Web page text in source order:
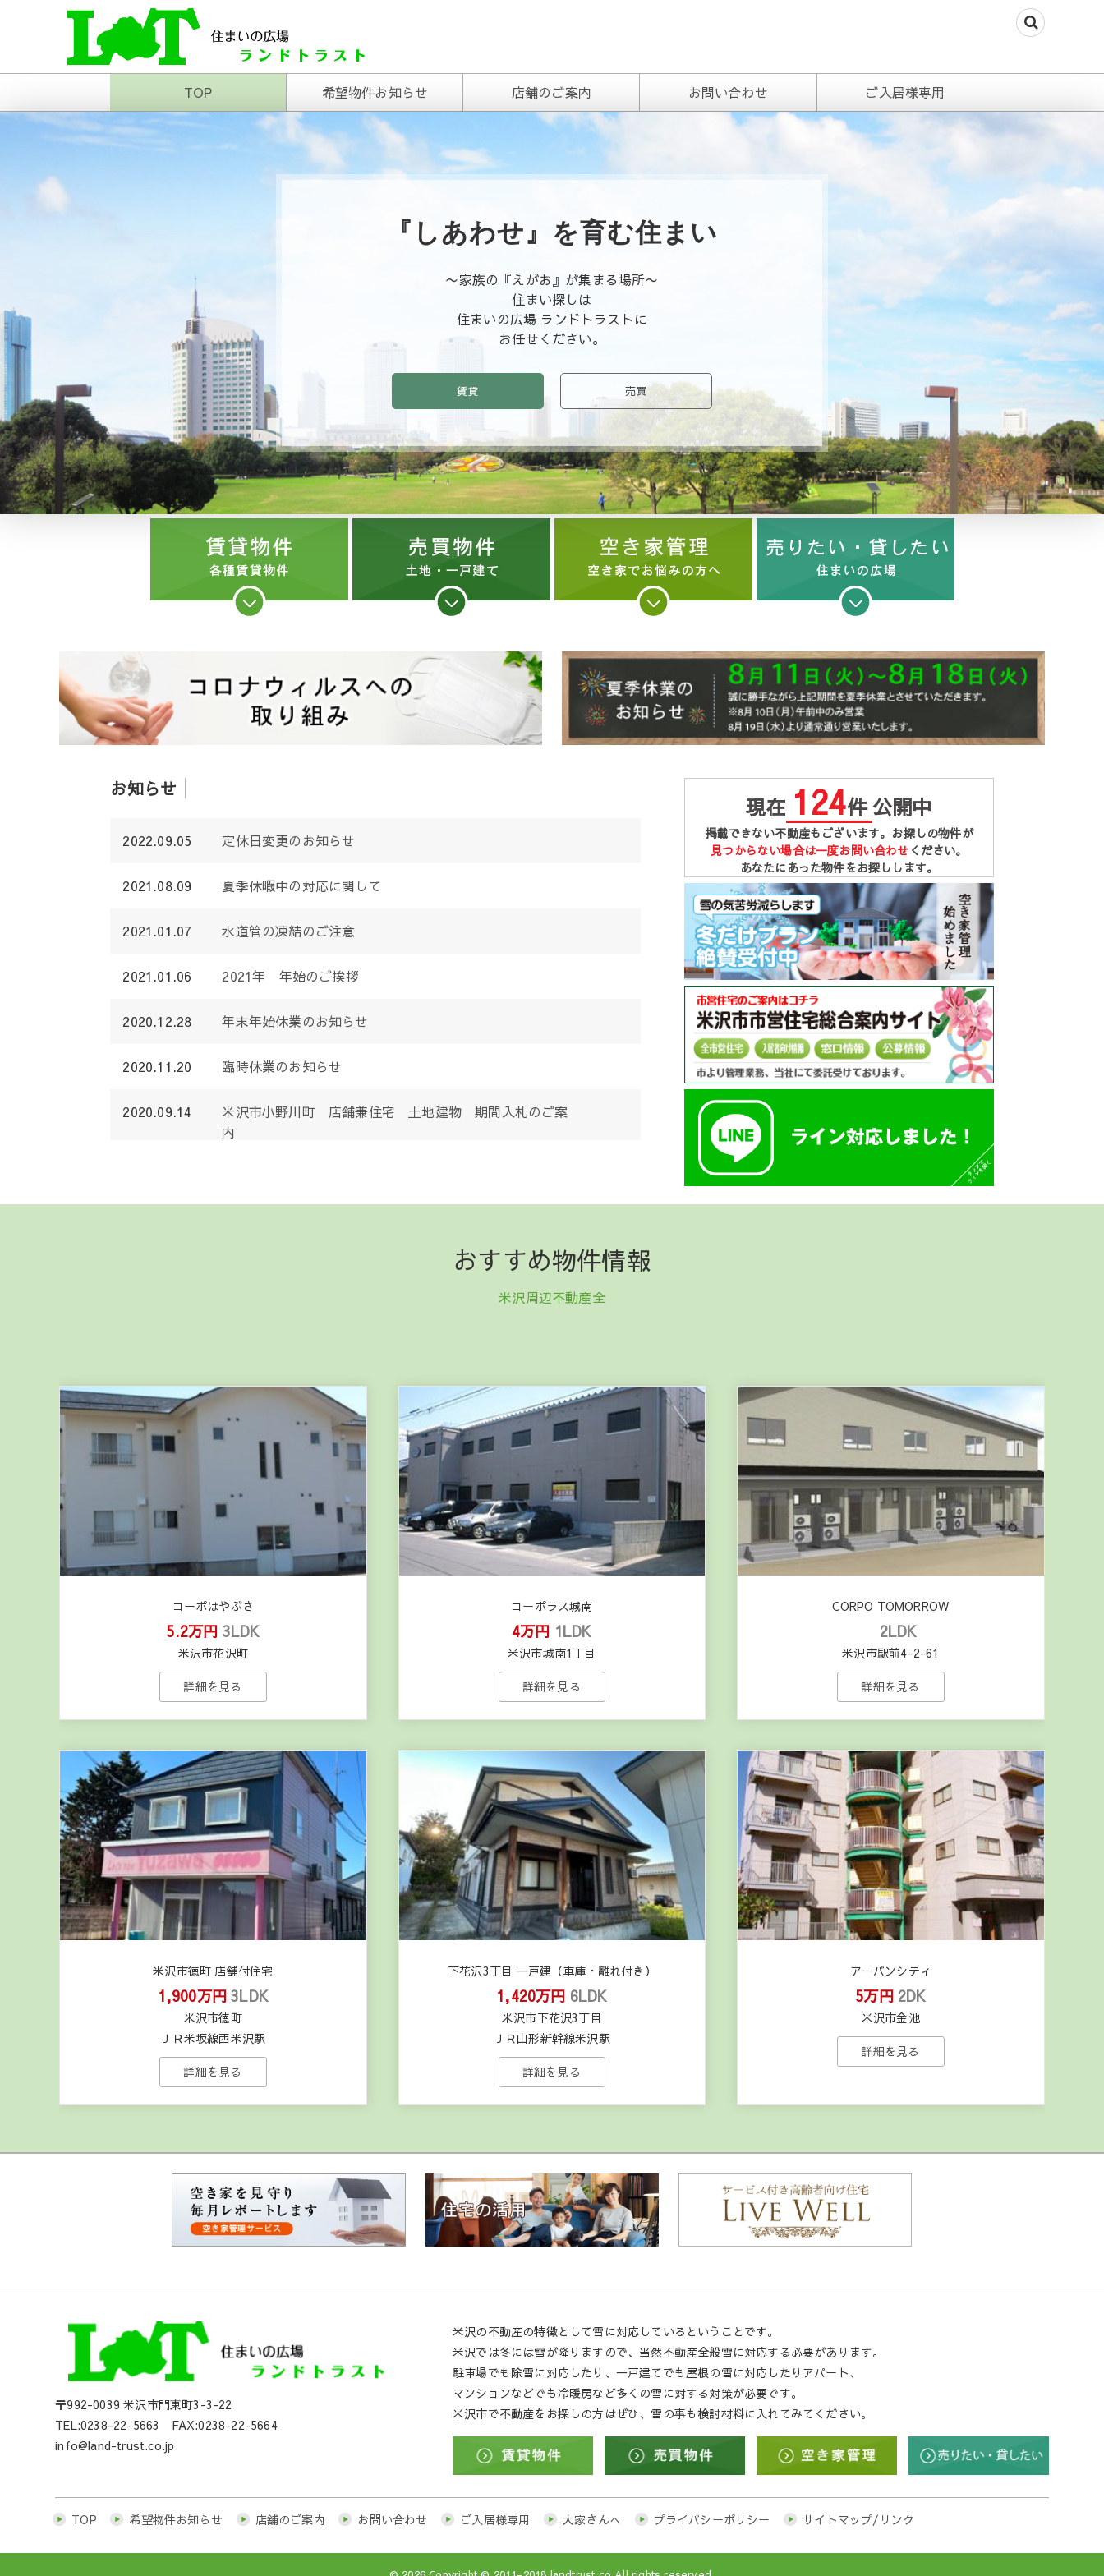
住まいの広場ランドトラスト
米沢の不動産はお任せあれ
TOP 希望物件お知らせ 店舗のご案内 お問い合わせ ご入居様専用
『しあわせ』を育む住まい
〜家族の『えがお』が集まる場所〜
住まい探しは
住まいの広場 ランドトラストに
お任せください。
賃貸 売買
お知らせ
2022.09.05 定休日変更のお知らせ
2021.08.09 夏季休暇中の対応に関して
2021.01.07 水道管の凍結のご注意
2021.01.06 2021年 年始のご挨拶
2020.12.28 年末年始休業のお知らせ
2020.11.20 臨時休業のお知らせ
2020.09.14
米沢市小野川町 店舗兼住宅 土地建物 期間入札のご案
内
現在 124件公開中
掲載できない不動産もございます。お探しの物件が
見つからない場合は一度お問い合わせ ください。
あなたにあった物件をお探しします。
おすすめ物件情報
米沢周辺不動産全
コーポはやぶさ
5.2万円 3LDK
米沢市花沢町
コーポラス城南
4万円 1LDK
米沢市城南1丁目
CORPO TOMORROW
2LDK
米沢市駅前4-2-61
米沢市徳町 店舗付住宅
1,900万円3LDK
米沢市徳町
ＪＲ米坂線西米沢駅
下花沢3丁目 一戸建（車庫・離れ付き）
1,420万円 6LDK
米沢市下花沢3丁目
ＪＲ山形新幹線米沢駅
アーバンシティ
5万円 2DK
米沢市金池
〒992-0039 米沢市門東町3-3-22
TEL:0238-22-5663 FAX:0238-22-5664
info@land-trust.co.jp
米沢の不動産の特徴として雪に対応しているということです。
米沢では冬には雪が降りますので、当然不動産全般雪に対応する必要があります。
駐車場でも除雪に対応したり、一戸建てでも屋根の雪に対応したりアパート、
マンションなどでも冷暖房など多くの雪に対する対策が必要です。
米沢市で不動産をお探しの方はぜひ、雪の事も検討材料に入れてみてください。
TOP 希望物件お知らせ 店舗のご案内 お問い合わせ ご入居様専用 大家さんへ プライバシーポリシー サイトマップ/リンク